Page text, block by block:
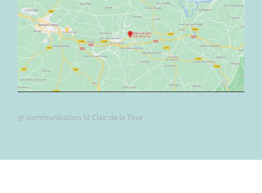
@ communication St Clair de la Tour